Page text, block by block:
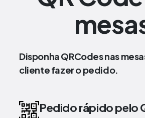
Disponha QRCodes nas
cliente fazer o pedido.
Pedido rápido pelo